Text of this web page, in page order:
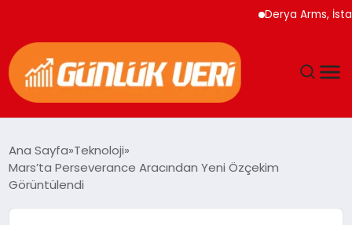
Derya Arms,
GÜNDEM
Ana Sayfa Teknoloji
Mars’ta Perseverance Aracından Yeni Özçekim
Görüntülendi